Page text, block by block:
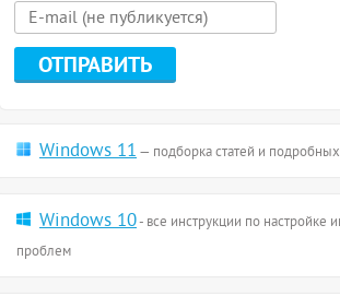
Windows 11— подборка статей и
Windows 10- все инструкции по настройке
проблем